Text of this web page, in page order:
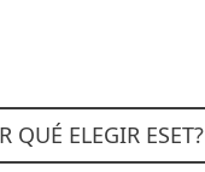
QUÉ ELEGIR ESET?